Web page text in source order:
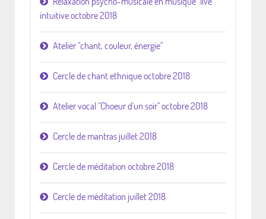
intuitive octobre 2018
Atelier "chant, couleur, énergie"
Cercle de chant ethnique octobre 2018
Atelier vocal "Choeur d'un soir" octobre 2018
Cercle de mantras juillet 2018
Cercle de méditation octobre 2018
Cercle de méditation juillet 2018